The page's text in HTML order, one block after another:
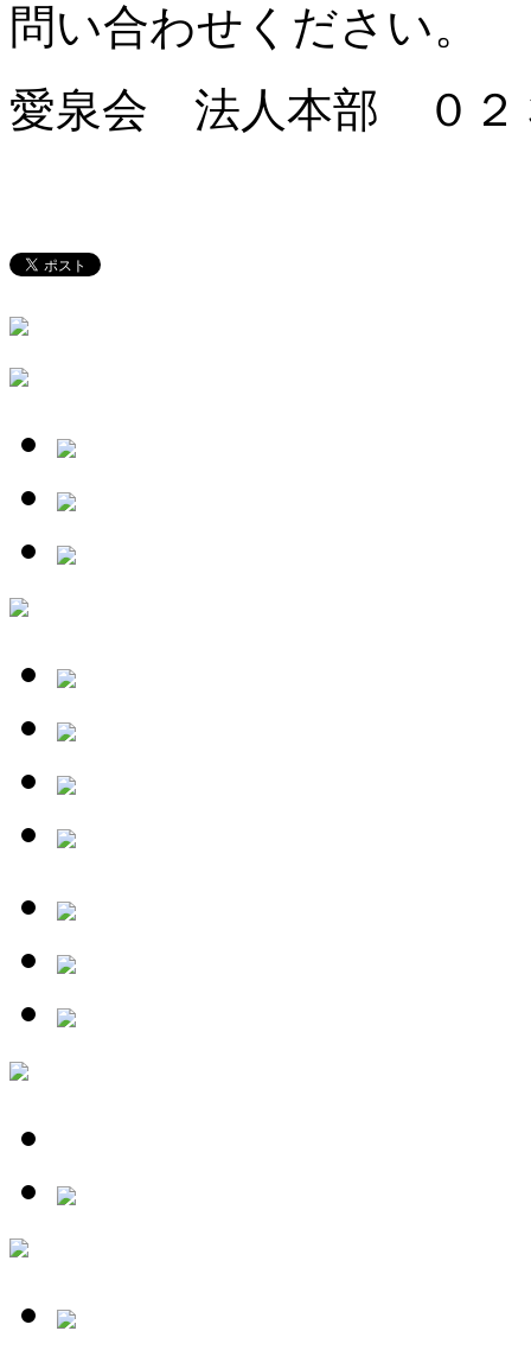
問い合わせください。
愛泉会 法人本部 ０２